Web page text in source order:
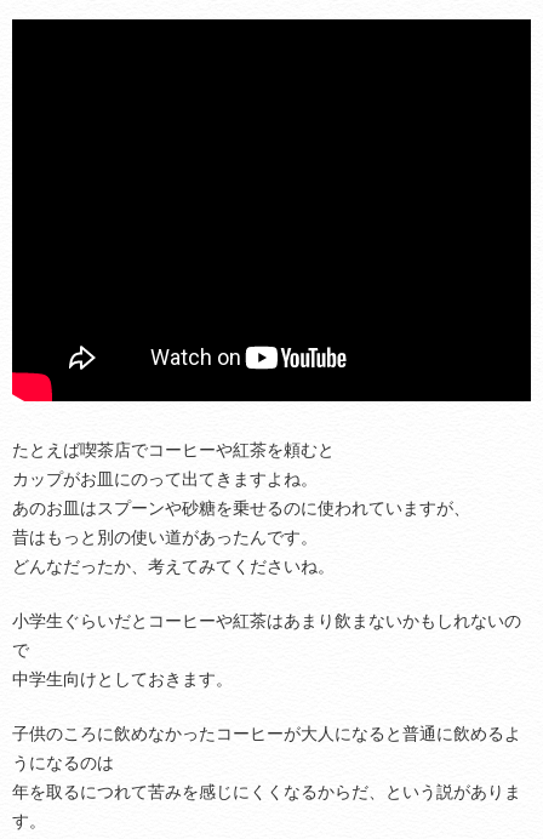
たとえば喫茶店でコーヒーや紅茶を頼むと
カップがお皿にのって出てきますよね。
あのお皿はスプーンや砂糖を乗せるのに使われていますが、
昔はもっと別の使い道があったんです。
どんなだったか、考えてみてくださいね。
小学生ぐらいだとコーヒーや紅茶はあまり飲まないかもしれないの
で
中学生向けとしておきます。
子供のころに飲めなかったコーヒーが大人になると普通に飲めるよ
うになるのは
年を取るにつれて苦みを感じにくくなるからだ、という説がありま
す。